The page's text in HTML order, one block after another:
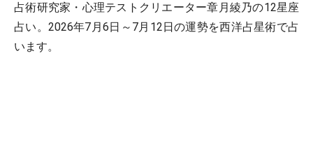
占術研究家・心理テストクリエーター章月綾乃の12星座
占い。2026年7月6日～7月12日の運勢を西洋占星術で占
います。